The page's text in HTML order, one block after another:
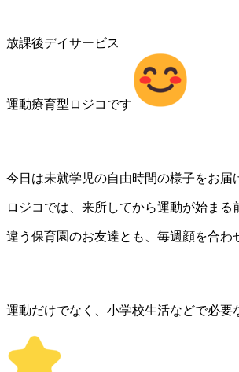
放課後デイサービス
運動療育型ロジコです
今日は未就学児の自由時間の様子をお届
ロジコでは、来所してから運動が始まる
違う保育園のお友達とも、毎週顔を合わ
運動だけでなく、小学校生活などで必